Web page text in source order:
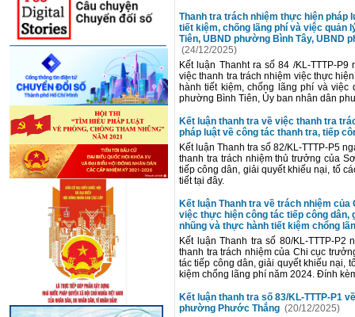
Thanh tra trách nhiệm thực hiện pháp
tiết kiệm, chống lãng phí và việc quản
Tiên, UBND phường Bình Tây, UBND
(24/12/2025)
Kết luận Thanht ra số 84 /KL-TTTP-
việc thanh tra trách nhiệm việc thực
hành tiết kiệm, chống lãng phí và
phường Bình Tiên, Ủy ban nhân dân
Kết luận thanh tra về việc thanh tra
pháp luật về công tác thanh tra, tiếp
Kết luận Thanh tra số 82/KL-TTTP-P5
thanh tra trách nhiệm thủ trưởng của
tiếp công dân, giải quyết khiếu nại, tố
tiết tại đây.
Kết luận Thanh tra về trách nhiệm
việc thực hiện công tác tiếp công dân,
nhũng và thực hành tiết kiệm chổng
Kết luận Thanh tra số 80/KL-TTTP-
thanh tra trách nhiệm của Chi cục
tác tiếp công dân, giải quyết khiếu nại,
kiệm chổng lãng phí năm 2024. Đính
Kết luận thanh tra số 83/KL-TTTP-P1
phường Phước Thắng (20/12/2025)